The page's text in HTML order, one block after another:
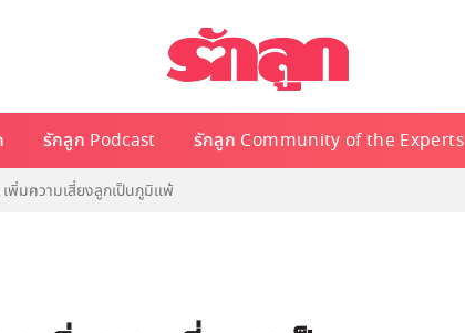
รักลูก Podcast รักลูก Community of the Experts
พิ่มความเสี่ยงลูกเป็นภูมิแพ้